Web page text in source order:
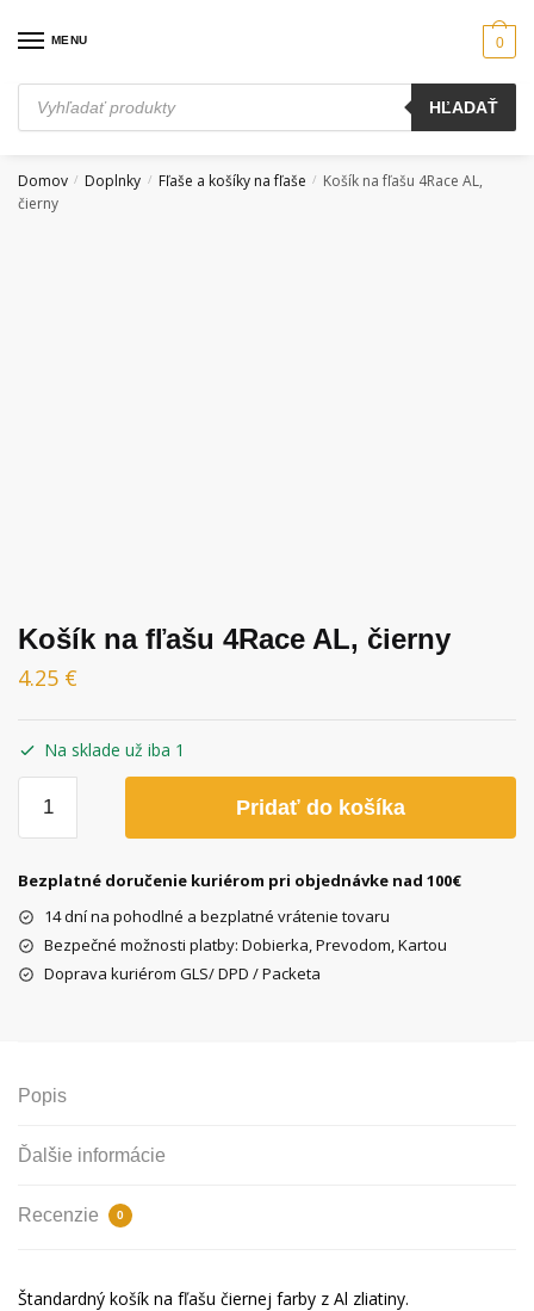
MENU
Products
search
HĽADAŤ
0
Domov / Doplnky / Fľaše a košíky na fľaše / Košík na fľašu 4Race AL,
čierny
Košík na fľašu 4Race AL, čierny
4.25 €
Na sklade už iba 1
Košík
fľašu
Pridať do košíka
Bezplatné doručenie kuriérom pri objednávke nad 100€
14 dní na pohodlné a bezplatné vrátenie tovaru
Bezpečné možnosti platby: Dobierka, Prevodom, Kartou
Doprava kuriérom GLS/ DPD / Packeta
Popis
Ďalšie informácie
Recenzie 0
Štandardný košík na fľašu čiernej farby z Al zliatiny.